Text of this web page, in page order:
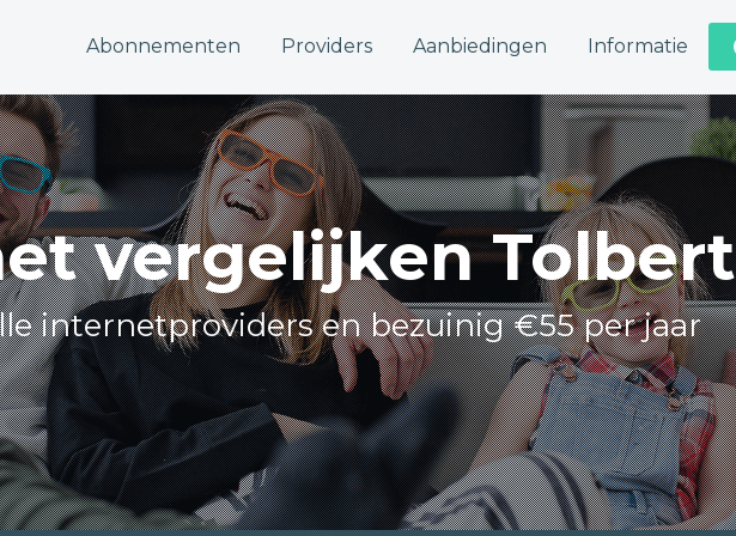
Abonnementen Providers Aanbiedingen Informatie
vergelijken Tolbert
internetproviders en bezuinig €55 per jaar